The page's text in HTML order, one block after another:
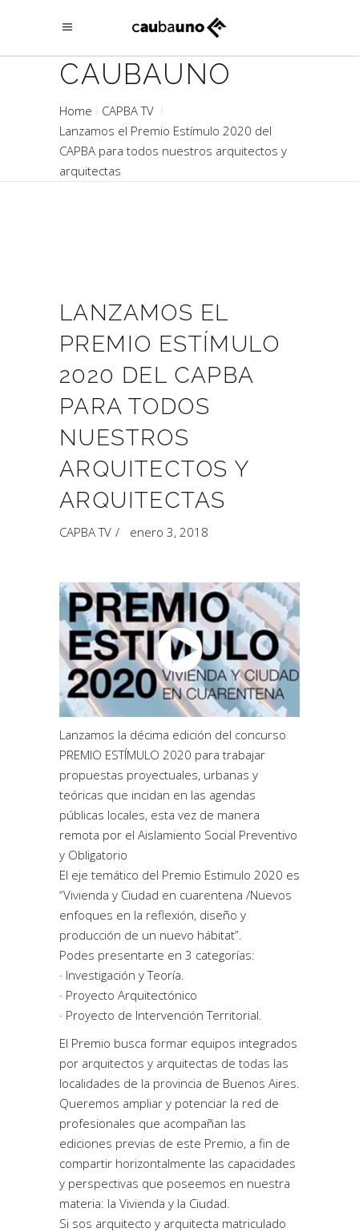
CAUBAUNO
Home
CAPBA TV
Lanzamos el Premio Estímulo 2020 del
CAPBA para todos nuestros arquitectos y
arquitectas
LANZAMOS EL
PREMIO ESTÍMULO
2020 DEL CAPBA
PARA TODOS
NUESTROS
ARQUITECTOS Y
ARQUITECTAS
CAPBA TV enero 3, 2018
Lanzamos la décima edición del concurso
PREMIO ESTÍMULO 2020 para trabajar
propuestas proyectuales, urbanas y
teóricas que incidan en las agendas
públicas locales, esta vez de manera
remota por el Aislamiento Social Preventivo
y Obligatorio
El eje temático del Premio Estimulo 2020 es
“Vivienda y Ciudad en cuarentena /Nuevos
enfoques en la reflexión, diseño y
producción de un nuevo hábitat”.
Podes presentarte en 3 categorías:
· Investigación y Teoría.
· Proyecto Arquitectónico
· Proyecto de Intervención Territorial.
El Premio busca formar equipos integrados
por arquitectos y arquitectas de todas las
localidades de la provincia de Buenos Aires.
Queremos ampliar y potenciar la red de
profesionales que acompañan las
ediciones previas de este Premio, a fin de
compartir horizontalmente las capacidades
y perspectivas que poseemos en nuestra
materia: la Vivienda y la Ciudad.
Si sos arquitecto y arquitecta matriculado